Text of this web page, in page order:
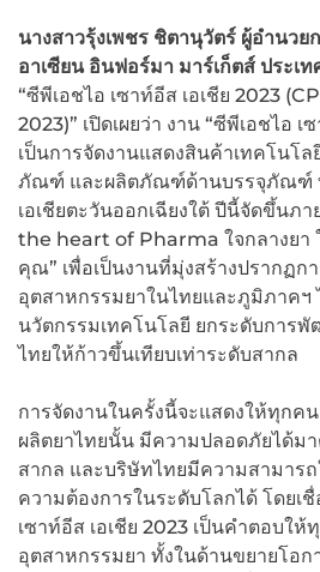
นางสาวรุ้งเพชร ชิตานุวัตร์ ผู้อำนว
อาเซียน อินฟอร์มา มาร์เก็ตส์ ประเท
“ซีพีเอชไอ เซาท์อีส เอเชีย 2023
2023)” เปิดเผยว่า งาน “ซีพีเอชไอ เ
เป็นการจัดงานแสดงสินค้าเทคโนโ
ภัณฑ์ และผลิตภัณฑ์ด้านบรรจุภัณฑ์
เอเชียตะวันออกเฉียงใต้ ปีนี้จัดขึ้นภ
the heart of Pharma ใจกลางยา
คุณ” เพื่อเป็นงานที่มุ่งสร้างปรากฏ
อุตสาหกรรมยาในไทยและภูมิภาคฯ
นวัตกรรมเทคโนโลยี ยกระดับการ
ไทยให้ก้าวขึ้นเทียบเท่าระดับสากล
การจัดงานในครั้งนี้จะแสดงให้ทุกค
ผลิตยาไทยนั้น มีความปลอดภัยได้มา
สากล และบริษัทไทยมีความสามารถ
ความต้องการในระดับโลกได้ โดยเ
เซาท์อีส เอเชีย 2023 เป็นคำตอบใ
อุตสาหกรรมยา ทั้งในด้านขยายโอก